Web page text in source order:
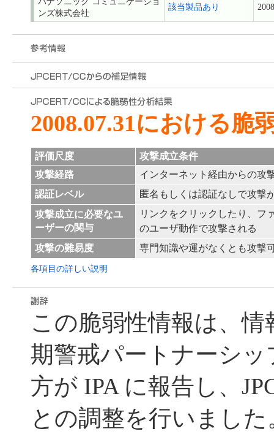
ンズ株式会社
該当製品あり
2008.07.31における脆
評価尺度
攻撃成立条件
攻撃経路
インターネット経由からの攻
認証レベル
匿名もしくは認証なしで攻撃
攻撃成立に必要なユ
ーザーの関与
リンクをクリックしたり、フ
のユーザ動作で攻撃される
攻撃の難易度
専門知識や運がなくとも攻撃
各項目の詳しい説明
この脆弱性情報は、
期警戒パートナーシ
方が IPA に報告し、
との調整を行いました